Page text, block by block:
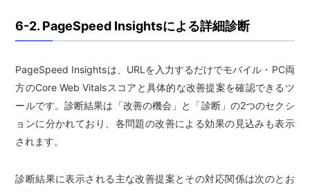
6-2. PageSpeed Insightsによる詳細診断
PageSpeed Insightsは、URLを入力するだけでモバイル・PC両
方のCore Web Vitalsスコアと具体的な改善提案を確認できるツ
ールです。診断結果は「改善の機会」と「診断」の2つのセクシ
ョンに分かれており、各問題の改善による効果の見込みも表示
されます。
診断結果に表示される主な改善提案とその対応関係は次のとお